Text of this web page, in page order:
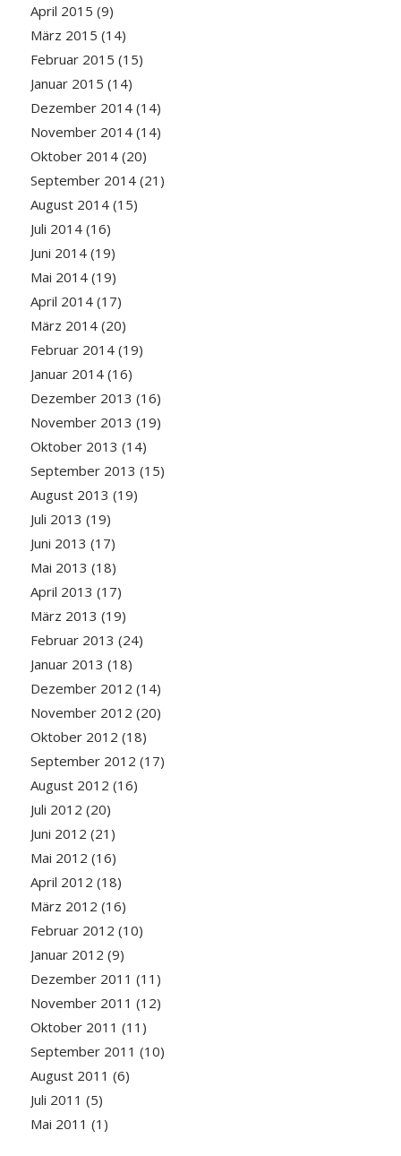
April 2015 (9)
März 2015 (14)
Februar 2015 (15)
Januar 2015 (14)
Dezember 2014(14)
November 2014(14)
Oktober 2014(20)
September 2014(21)
August 2014(15)
Juli 2014(16)
Juni 2014(19)
Mai 2014(19)
April 2014(17)
März 2014(20)
Februar 2014(19)
Januar 2014(16)
Dezember 2013 (16)
November 2013 (19)
Oktober 2013 (14)
September 2013 (15)
August 2013 (19)
Juli 2013 (19)
Juni 2013 (17)
Mai 2013 (18)
April 2013 (17)
März 2013 (19)
Februar 2013 (24)
Januar 2013 (18)
Dezember 2012 (14)
November 2012 (20)
Oktober 2012 (18)
September 2012 (17)
August 2012 (16)
Juli 2012 (20)
Juni 2012 (21)
Mai 2012 (16)
April 2012 (18)
März 2012 (16)
Februar 2012 (10)
Januar 2012 (9)
Dezember 2011 (11)
November 2011 (12)
Oktober 2011 (11)
September 2011 (10)
August 2011 (6)
Juli 2011 (5)
Mai 2011 (1)